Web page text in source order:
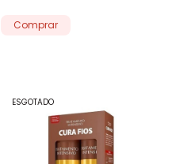
ESGOTADO